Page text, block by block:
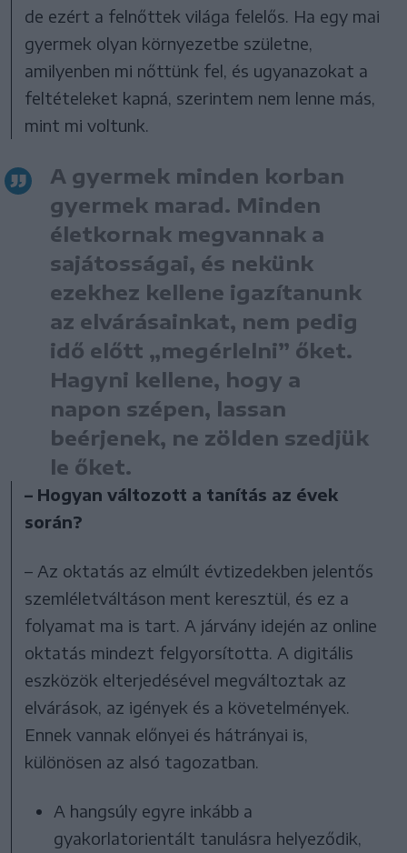
de ezért a felnőttek világa felelős. Ha egy mai
gyermek olyan környezetbe születne,
amilyenben mi nőttünk fel, és ugyanazokat a
feltételeket kapná, szerintem nem lenne más,
mint mi voltunk.
A gyermek minden korban
gyermek marad. Minden
életkornak megvannak a
sajátosságai, és nekünk
ezekhez kellene igazítanunk
az elvárásainkat, nem pedig
idő előtt „megérlelni” őket.
Hagyni kellene, hogy a
napon szépen, lassan
beérjenek, ne zölden szedjük
le őket.
– Hogyan változott a tanítás az évek
során?
– Az oktatás az elmúlt évtizedekben jelentős
szemléletváltáson ment keresztül, és ez a
folyamat ma is tart. A járvány idején az online
oktatás mindezt felgyorsította. A digitális
eszközök elterjedésével megváltoztak az
elvárások, az igények és a követelmények.
Ennek vannak előnyei és hátrányai is,
különösen az alsó tagozatban.
A hangsúly egyre inkább a
gyakorlatorientált tanulásra helyeződik,